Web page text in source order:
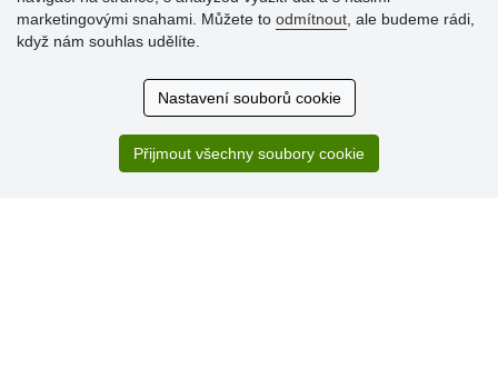
Hodnocení
zákazníků
Super obchod, kvalitní zboží za slušné ceny. Vřele
marketingovými snahami. Můžete to odmítnout , ale budeme rádi,
když nám souhlas udělíte.
Nastavení souborů cookie
Přijmout všechny soubory cookie